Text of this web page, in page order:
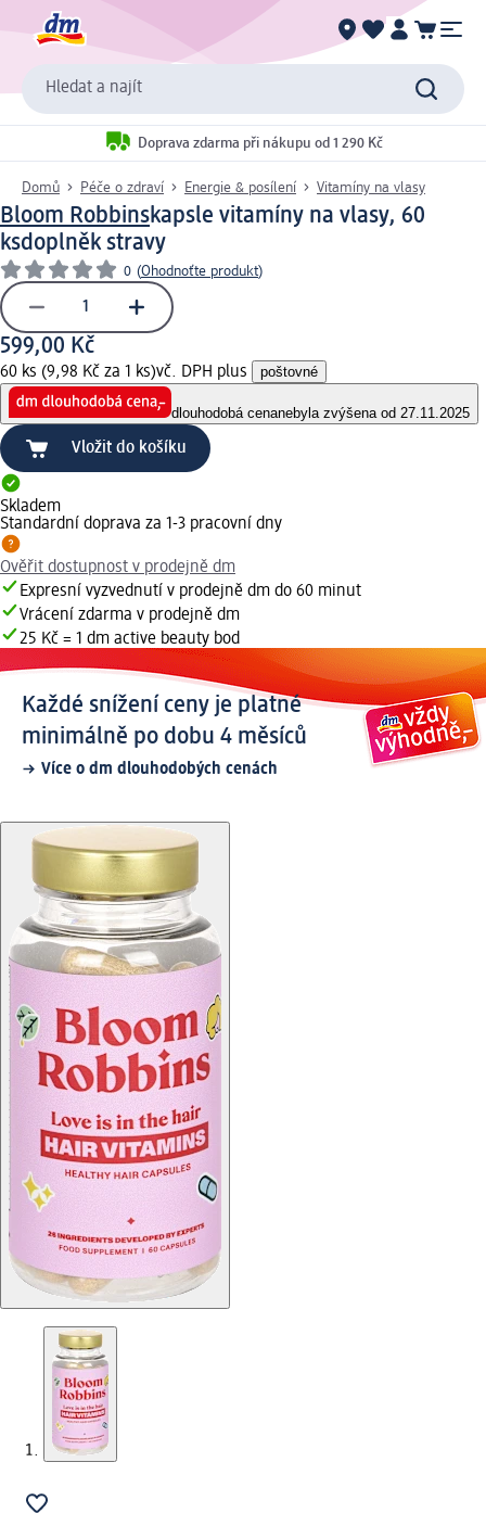
Hledat a najít
Doprava zdarma při nákupu od 1 290 Kč
Domů Péče o zdraví Energie & posílení Vitamíny na vlasy
Bloom Robbinskapsle vitamíny na vlasy, 60
ksdoplněk stravy
0 (Ohodnoťte produkt)
599,00 Kč
60 ks (9,98 Kč za 1 ks)vč. DPH plus poštovné
dlouhodobá cenanebyla zvýšena od 27.11.2025
Vložit do košíku
Skladem
Standardní doprava za 1-3 pracovní dny
Ověřit dostupnost v prodejně dm
Expresní vyzvednutí v prodejně dm do 60 minut
Vrácení zdarma v prodejně dm
25 Kč = 1 dm active beauty bod
Každé snížení ceny je platné
minimálně po dobu 4 měsíců
Více o dm dlouhodobých cenách